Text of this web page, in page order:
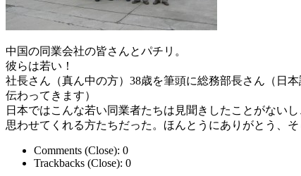
中国の同業会社の皆さんとパチリ。
彼らは若い！
社長さん（真ん中の方）38歳を筆頭に総務部長さん（日
伝わってきます）
日本ではこんな若い同業者たちは見聞きしたことがない
思わせてくれる方たちだった。ほんとうにありがとう、そ
Comments (Close): 0
Trackbacks (Close): 0